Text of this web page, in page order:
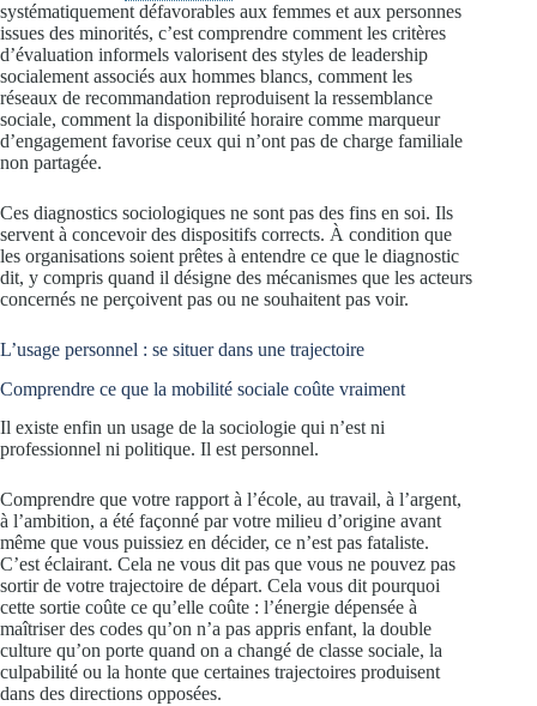
systématiquement défavorables aux femmes et aux personnes
issues des minorités, c’est comprendre comment les critères
d’évaluation informels valorisent des styles de leadership
socialement associés aux hommes blancs, comment les
réseaux de recommandation reproduisent la ressemblance
sociale, comment la disponibilité horaire comme marqueur
d’engagement favorise ceux qui n’ont pas de charge familiale
non partagée.
Ces diagnostics sociologiques ne sont pas des fins en soi. Ils
servent à concevoir des dispositifs corrects. À condition que
les organisations soient prêtes à entendre ce que le diagnostic
dit, y compris quand il désigne des mécanismes que les acteurs
concernés ne perçoivent pas ou ne souhaitent pas voir.
L’usage personnel : se situer dans une trajectoire
Comprendre ce que la mobilité sociale coûte vraiment
Il existe enfin un usage de la sociologie qui n’est ni
professionnel ni politique. Il est personnel.
Comprendre que votre rapport à l’école, au travail, à l’argent,
à l’ambition, a été façonné par votre milieu d’origine avant
même que vous puissiez en décider, ce n’est pas fataliste.
C’est éclairant. Cela ne vous dit pas que vous ne pouvez pas
sortir de votre trajectoire de départ. Cela vous dit pourquoi
cette sortie coûte ce qu’elle coûte : l’énergie dépensée à
maîtriser des codes qu’on n’a pas appris enfant, la double
culture qu’on porte quand on a changé de classe sociale, la
culpabilité ou la honte que certaines trajectoires produisent
dans des directions opposées.